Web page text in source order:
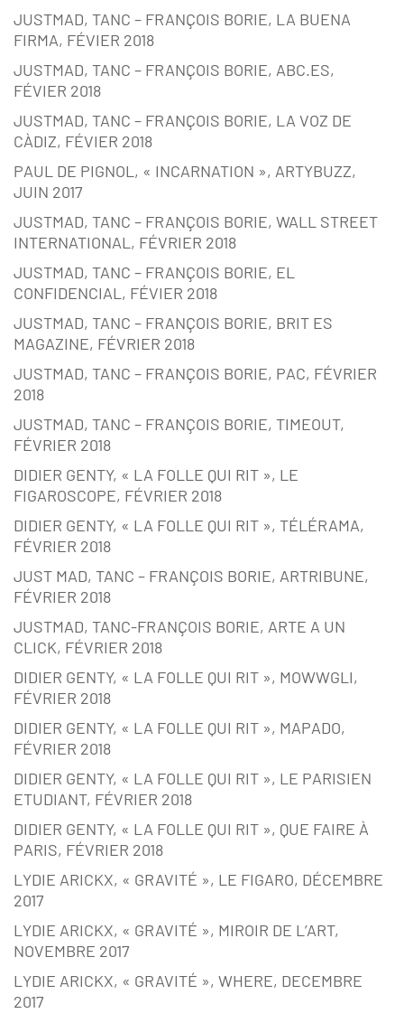
JUSTMAD, TANC – FRANÇOIS BORIE, LA BUENA
FIRMA, FÉVIER 2018
JUSTMAD, TANC – FRANÇOIS BORIE, ABC.ES,
FÉVIER 2018
JUSTMAD, TANC – FRANÇOIS BORIE, LA VOZ DE
CÀDIZ, FÉVIER 2018
PAUL DE PIGNOL, « INCARNATION », ARTYBUZZ,
JUIN 2017
JUSTMAD, TANC – FRANÇOIS BORIE, WALL STREET
INTERNATIONAL, FÉVRIER 2018
JUSTMAD, TANC – FRANÇOIS BORIE, EL
CONFIDENCIAL, FÉVIER 2018
JUSTMAD, TANC – FRANÇOIS BORIE, BRIT ES
MAGAZINE, FÉVRIER 2018
JUSTMAD, TANC – FRANÇOIS BORIE, PAC, FÉVRIER
2018
JUSTMAD, TANC – FRANÇOIS BORIE, TIMEOUT,
FÉVRIER 2018
DIDIER GENTY, « LA FOLLE QUI RIT », LE
FIGAROSCOPE, FÉVRIER 2018
DIDIER GENTY, « LA FOLLE QUI RIT », TÉLÉRAMA,
FÉVRIER 2018
JUST MAD, TANC – FRANÇOIS BORIE, ARTRIBUNE,
FÉVRIER 2018
JUSTMAD, TANC-FRANÇOIS BORIE, ARTE A UN
CLICK, FÉVRIER 2018
DIDIER GENTY, « LA FOLLE QUI RIT », MOWWGLI,
FÉVRIER 2018
DIDIER GENTY, « LA FOLLE QUI RIT », MAPADO,
FÉVRIER 2018
DIDIER GENTY, « LA FOLLE QUI RIT », LE PARISIEN
ETUDIANT, FÉVRIER 2018
DIDIER GENTY, « LA FOLLE QUI RIT », QUE FAIRE À
PARIS, FÉVRIER 2018
LYDIE ARICKX, « GRAVITÉ », LE FIGARO, DÉCEMBRE
2017
LYDIE ARICKX, « GRAVITÉ », MIROIR DE L’ART,
NOVEMBRE 2017
LYDIE ARICKX, « GRAVITÉ », WHERE, DECEMBRE
2017